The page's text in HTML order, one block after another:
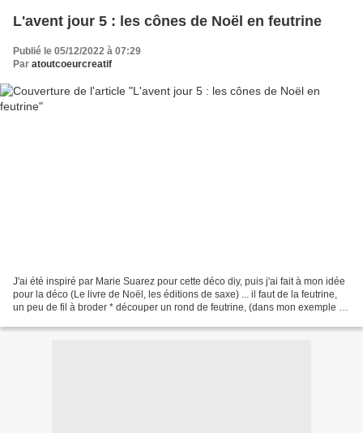
L'avent jour 5 : les cônes de Noël en feutrine
Publié le 05/12/2022 à 07:29
Par atoutcoeurcreatif
J'ai été inspiré par Marie Suarez pour cette déco diy, puis j'ai fait à mon idée
pour la déco (Le livre de Noël, les éditions de saxe) ... il faut de la feutrine,
un peu de fil à broder * découper un rond de feutrine, (dans mon exemple un